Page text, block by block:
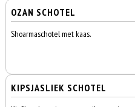
OZAN SCHOTEL
Shoarmaschotel met kaas.
KIPSJASLIEK SCHOTEL